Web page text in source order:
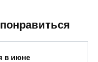
в июне